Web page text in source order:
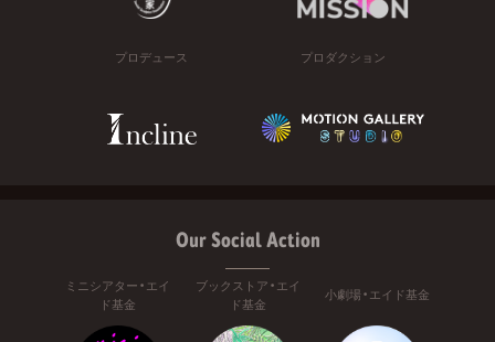
プロデュース プロダクション
Our Social Action
ミニシアター・エイ
ド基金
ブックストア・エイ
ド基金
小劇場・エイド基金